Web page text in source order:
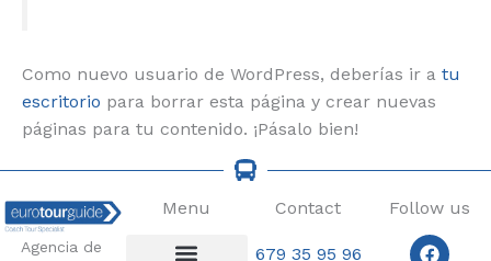
Como nuevo usuario de WordPress, deberías ir a tu
escritorio para borrar esta página y crear nuevas
páginas para tu contenido. ¡Pásalo bien!
Agencia de
Menu Contact
679 35 95 96
Follow us